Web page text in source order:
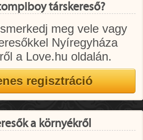
társkereső?
meg vele vagy
Nyíregyháza
a Love.hu oldalán.
a környékről